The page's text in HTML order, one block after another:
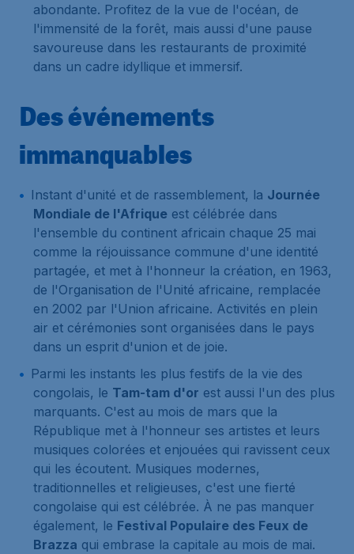
abondante. Profitez de la vue de l'océan, de
l'immensité de la forêt, mais aussi d'une pause
savoureuse dans les restaurants de proximité
dans un cadre idyllique et immersif.
Des événements
immanquables
Instant d'unité et de rassemblement, la Journée
Mondiale de l'Afrique est célébrée dans
l'ensemble du continent africain chaque 25 mai
comme la réjouissance commune d'une identité
partagée, et met à l'honneur la création, en 1963,
de l'Organisation de l'Unité africaine, remplacée
en 2002 par l'Union africaine. Activités en plein
air et cérémonies sont organisées dans le pays
dans un esprit d'union et de joie.
Parmi les instants les plus festifs de la vie des
congolais, le Tam-tam d'or est aussi l'un des plus
marquants. C'est au mois de mars que la
République met à l'honneur ses artistes et leurs
musiques colorées et enjouées qui ravissent ceux
qui les écoutent. Musiques modernes,
traditionnelles et religieuses, c'est une fierté
congolaise qui est célébrée. À ne pas manquer
également, le Festival Populaire des Feux de
Brazza qui embrase la capitale au mois de mai.